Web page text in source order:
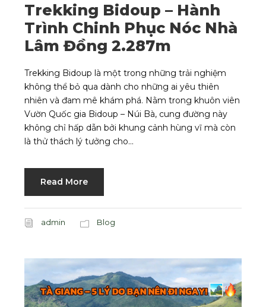
Trekking Bidoup – Hành
Trình Chinh Phục Nóc Nhà
Lâm Đồng 2.287m
Trekking Bidoup là một trong những trải nghiệm
không thể bỏ qua dành cho những ai yêu thiên
nhiên và đam mê khám phá. Nằm trong khuôn viên
Vườn Quốc gia Bidoup – Núi Bà, cung đường này
không chỉ hấp dẫn bởi khung cảnh hùng vĩ mà còn
là thử thách lý tưởng cho...
Read More
admin Blog